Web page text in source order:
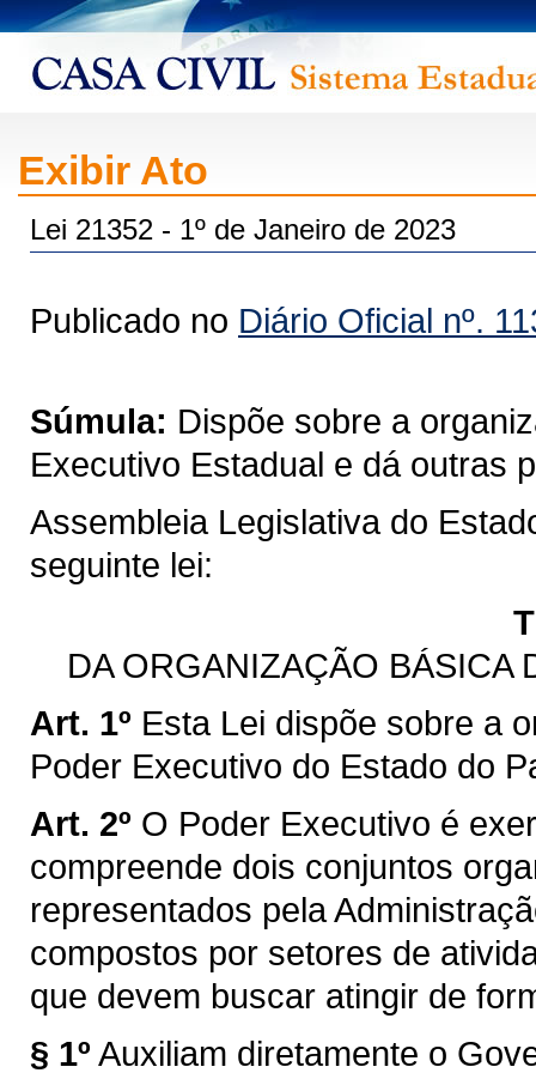
Exibir Ato
Lei 21352 - 1º de Janeiro de 2023
Publicado no Diário Oficial nº.
Súmula: Dispõe sobre a
Executivo Estadual e dá outras
Assembleia Legislativa do
seguinte lei:
DA ORGANIZAÇÃO BÁSICA
Art. 1º Esta Lei dispõe sobre a
Poder Executivo do Estado do
Art. 2º O Poder Executivo é
compreende dois conjuntos
representados pela
compostos por setores de
que devem buscar atingir de
§ 1º Auxiliam diretamente o